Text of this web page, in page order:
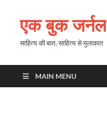
एक बुक जर्नल
साहित्य की बात, साहित्य से मुलाकात
MAIN MENU